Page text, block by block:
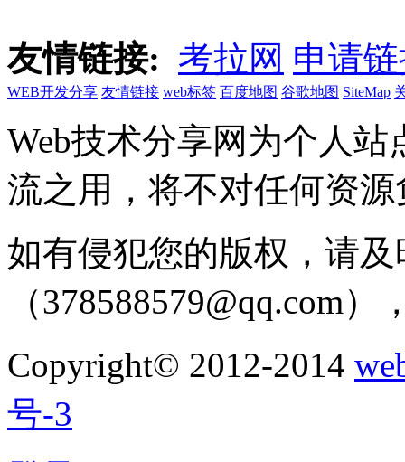
友情链接: 考拉网 申请
WEB开发分享 友情链接 web标签 百度地图 谷歌地图 SiteMap
Web技术分享网为个人
流之用，将不对任何资
如有侵犯您的版权，请
（378588579@qq.com
Copyright© 2012-2014
号-3